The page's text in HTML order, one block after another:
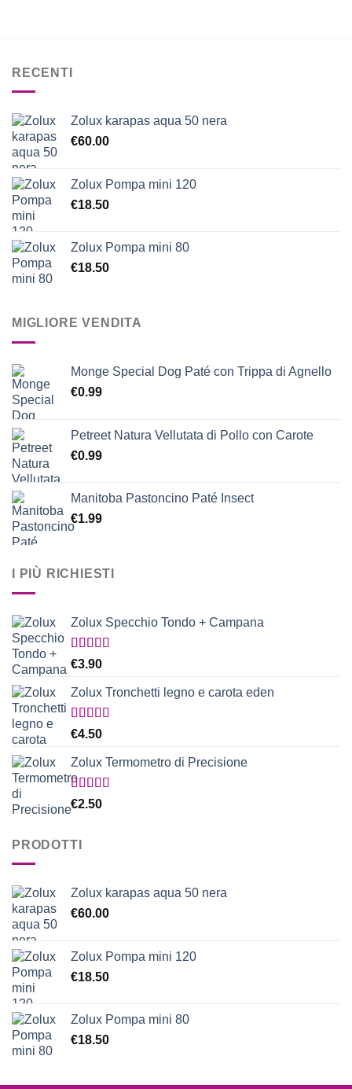
RECENTI
Zolux karapas aqua 50 nera
€60.00
Zolux Pompa mini 120
€18.50
Zolux Pompa mini 80
€18.50
MIGLIORE VENDITA
Monge Special Dog Paté con Trippa di Agnello
€0.99
Petreet Natura Vellutata di Pollo con Carote
€0.99
Manitoba Pastoncino Paté Insect
€1.99
I PIÙ RICHIESTI
Zolux Specchio Tondo + Campana
Valutato
€3.90
Zolux Tronchetti legno e carota eden
Valutato
€4.50
Zolux Termometro di Precisione
Valutato
5.00
€2.50
PRODOTTI
Zolux karapas aqua 50 nera
€60.00
Zolux Pompa mini 120
€18.50
Zolux Pompa mini 80
€18.50